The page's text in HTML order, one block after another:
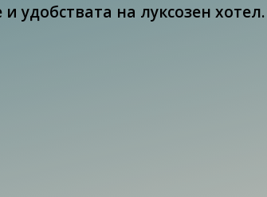
удобствата на луксозен хотел.